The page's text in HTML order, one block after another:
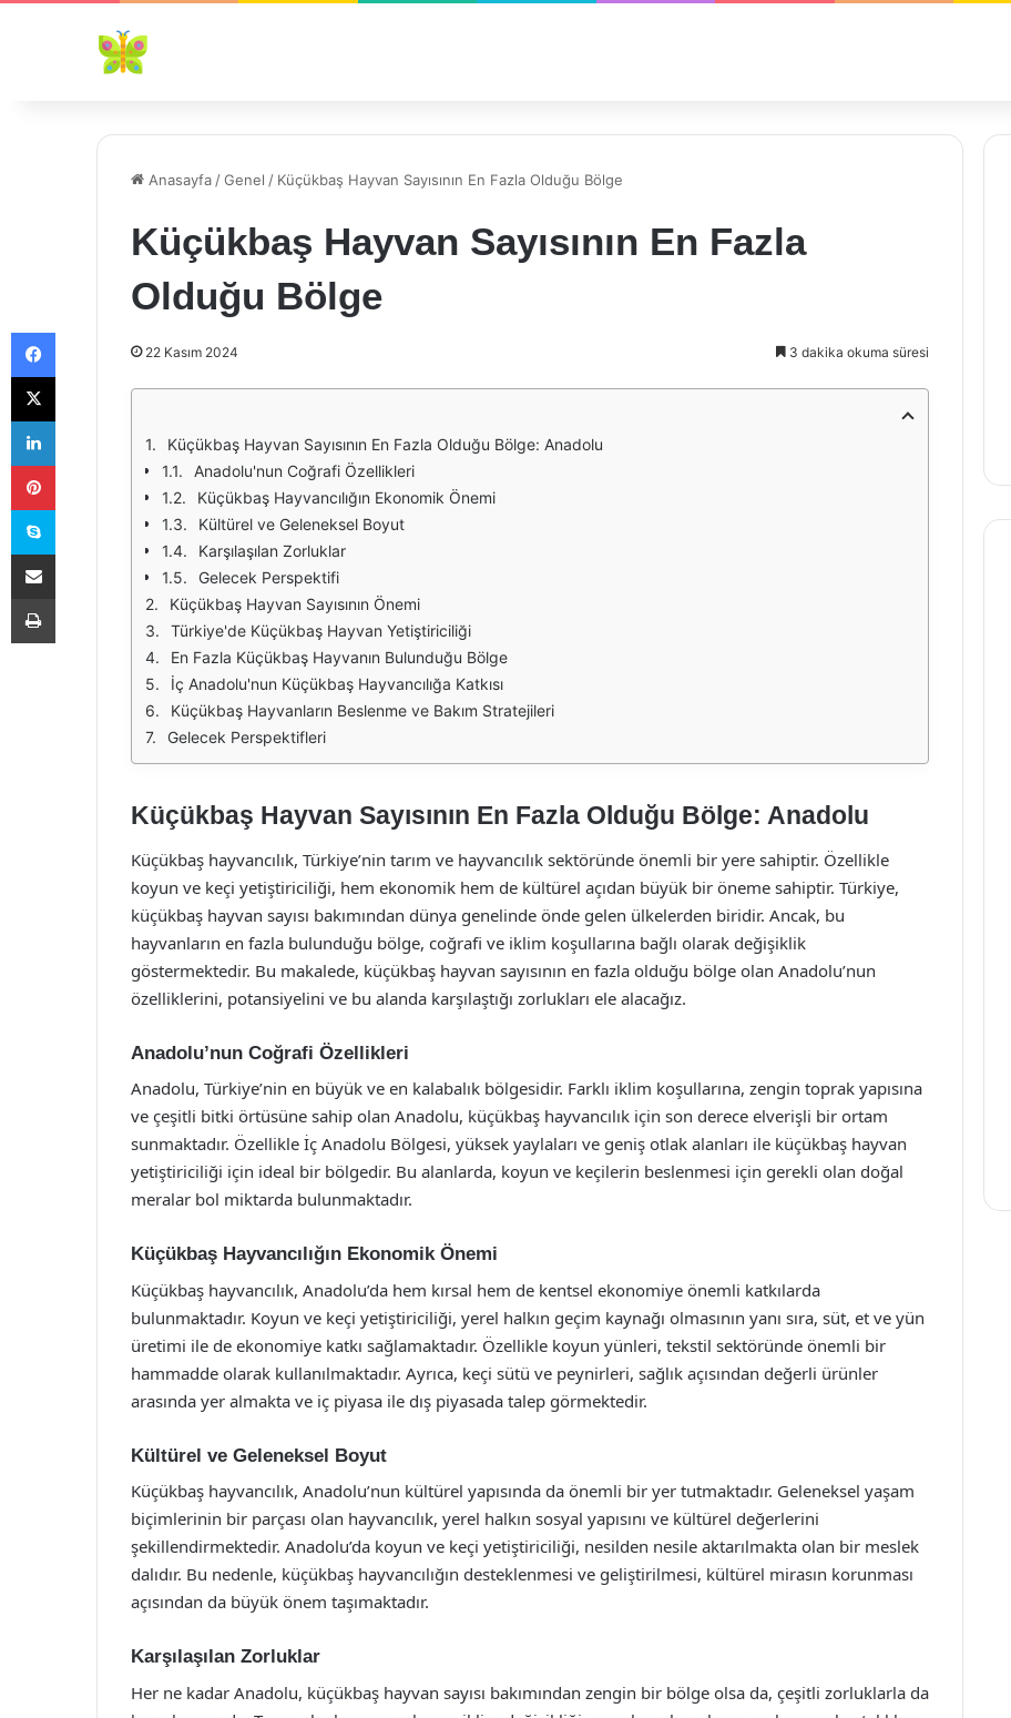
Anasayfa /Genel / Küçükbaş Hayvan Sayısının En Fazla Olduğu Bölge
Küçükbaş Hayvan Sayısının En Fazla
Olduğu Bölge
22 Kasım 2024 3 dakika okuma süresi
Küçükbaş Hayvan Sayısının En Fazla Olduğu Bölge: Anadolu
Anadolu'nun Coğrafi Özellikleri
Küçükbaş Hayvancılığın Ekonomik Önemi
Kültürel ve Geleneksel Boyut
Karşılaşılan Zorluklar
Gelecek Perspektifi
Küçükbaş Hayvan Sayısının Önemi
Türkiye'de Küçükbaş Hayvan Yetiştiriciliği
En Fazla Küçükbaş Hayvanın Bulunduğu Bölge
İç Anadolu'nun Küçükbaş Hayvancılığa Katkısı
Küçükbaş Hayvanların Beslenme ve Bakım Stratejileri
Gelecek Perspektifleri
Küçükbaş Hayvan Sayısının En Fazla Olduğu Bölge: Anadolu
Küçükbaş hayvancılık, Türkiye’nin tarım ve hayvancılık sektöründe önemli bir yere sahiptir. Özellikle
koyun ve keçi yetiştiriciliği, hem ekonomik hem de kültürel açıdan büyük bir öneme sahiptir. Türkiye,
küçükbaş hayvan sayısı bakımından dünya genelinde önde gelen ülkelerden biridir. Ancak, bu
hayvanların en fazla bulunduğu bölge, coğrafi ve iklim koşullarına bağlı olarak değişiklik
göstermektedir. Bu makalede, küçükbaş hayvan sayısının en fazla olduğu bölge olan Anadolu’nun
özelliklerini, potansiyelini ve bu alanda karşılaştığı zorlukları ele alacağız.
Anadolu’nun Coğrafi Özellikleri
Anadolu, Türkiye’nin en büyük ve en kalabalık bölgesidir. Farklı iklim koşullarına, zengin toprak yapısına
ve çeşitli bitki örtüsüne sahip olan Anadolu, küçükbaş hayvancılık için son derece elverişli bir ortam
sunmaktadır. Özellikle İç Anadolu Bölgesi, yüksek yaylaları ve geniş otlak alanları ile küçükbaş hayvan
yetiştiriciliği için ideal bir bölgedir. Bu alanlarda, koyun ve keçilerin beslenmesi için gerekli olan doğal
meralar bol miktarda bulunmaktadır.
Küçükbaş Hayvancılığın Ekonomik Önemi
Küçükbaş hayvancılık, Anadolu’da hem kırsal hem de kentsel ekonomiye önemli katkılarda
bulunmaktadır. Koyun ve keçi yetiştiriciliği, yerel halkın geçim kaynağı olmasının yanı sıra, süt, et ve yün
üretimi ile de ekonomiye katkı sağlamaktadır. Özellikle koyun yünleri, tekstil sektöründe önemli bir
hammadde olarak kullanılmaktadır. Ayrıca, keçi sütü ve peynirleri, sağlık açısından değerli ürünler
arasında yer almakta ve iç piyasa ile dış piyasada talep görmektedir.
Kültürel ve Geleneksel Boyut
Küçükbaş hayvancılık, Anadolu’nun kültürel yapısında da önemli bir yer tutmaktadır. Geleneksel yaşam
biçimlerinin bir parçası olan hayvancılık, yerel halkın sosyal yapısını ve kültürel değerlerini
şekillendirmektedir. Anadolu’da koyun ve keçi yetiştiriciliği, nesilden nesile aktarılmakta olan bir meslek
dalıdır. Bu nedenle, küçükbaş hayvancılığın desteklenmesi ve geliştirilmesi, kültürel mirasın korunması
açısından da büyük önem taşımaktadır.
Karşılaşılan Zorluklar
Her ne kadar Anadolu, küçükbaş hayvan sayısı bakımından zengin bir bölge olsa da, çeşitli zorluklarla da
Facebook
X
LinkedIn
Pinterest
Skype
E-Posta ile paylaş